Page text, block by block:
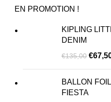
EN PROMOTION !
KIPLING
DENIM
€135,00 €
BALLON
FIESTA